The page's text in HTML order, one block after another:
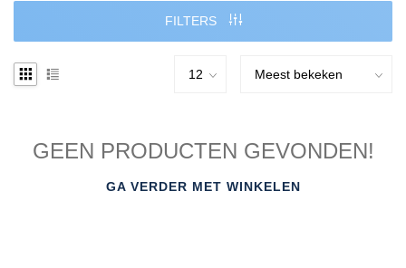
FILTERS
GEEN PRODUCTEN GEVONDEN!
GA VERDER MET WINKELEN